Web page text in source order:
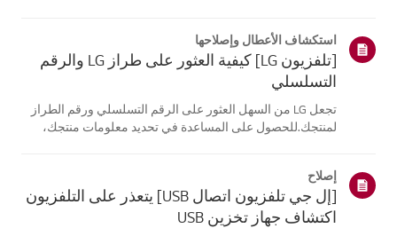
تختلف الصور أو ا...
استكشاف الأعطال وإصلاحها
[تلفزيون LG] كيفية العثور على طراز LG والرقم
التسلسلي
تجعل LG من السهل العثور على الرقم التسلسلي ورقم الطراز
لمنتجك.للحصول على المساعدة في تحديد معلومات منتجك،
الخلفي من الوحدة ...
إصلاح
[إل جي تلفزيون اتصال USB] يتعذر على التلفزيون
اكتشاف جهاز تخزين USB